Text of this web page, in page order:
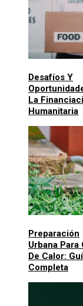
Desafíos Y
La
Humanitaria
Preparación
Urbana Para
De Calor:
Completa